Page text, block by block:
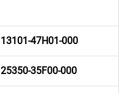
13101-47H01-000
25350-35F00-000